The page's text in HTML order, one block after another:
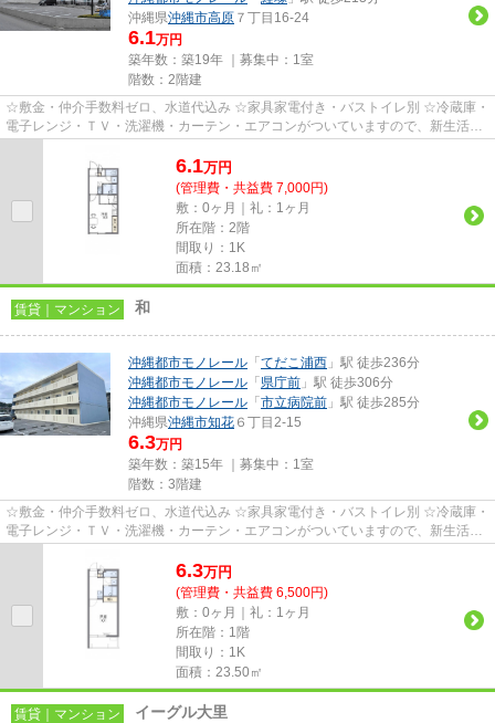
沖縄県沖縄市高原 ７丁目16-24
6.1万円
築年数：築19年 ｜募集中： 1室
階数：2階建
☆敷金・仲介手数料ゼロ、水道代込み ☆家具家電付き・バストイレ別 ☆冷蔵庫・
電子レンジ・ＴＶ・洗濯機・カーテン・エアコンがついていますので、新生活が
6.1万円
(管理費・共益費 7,000円)
敷：0ヶ月｜礼：1ヶ月
所在階：2階
間取り：1K
面積：23.18㎡
賃貸｜マンション 和
沖縄都市モノレール 「 てだこ浦西 」駅 徒歩236分
沖縄都市モノレール 「 県庁前 」駅 徒歩306分
沖縄都市モノレール 「 市立病院前 」駅 徒歩285分
沖縄県沖縄市知花 ６丁目2-15
6.3万円
築年数：築15年 ｜募集中： 1室
階数：3階建
☆敷金・仲介手数料ゼロ、水道代込み ☆家具家電付き・バストイレ別 ☆冷蔵庫・
電子レンジ・ＴＶ・洗濯機・カーテン・エアコンがついていますので、新生活が
6.3万円
(管理費・共益費 6,500円)
敷：0ヶ月｜礼：1ヶ月
所在階：1階
間取り：1K
面積：23.50㎡
賃貸｜マンション イーグル大里